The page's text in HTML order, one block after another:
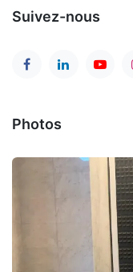
Suivez-nous
Photos